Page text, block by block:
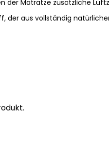
der Matratze zusätzliche
der aus vollständig